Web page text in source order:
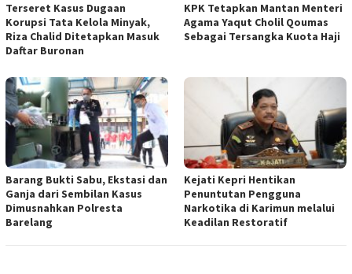
Terseret Kasus Dugaan
Korupsi Tata Kelola Minyak,
Riza Chalid Ditetapkan Masuk
Daftar Buronan
KPK Tetapkan Mantan Menteri
Agama Yaqut Cholil Qoumas
Sebagai Tersangka Kuota Haji
Barang Bukti Sabu, Ekstasi dan
Ganja dari Sembilan Kasus
Dimusnahkan Polresta
Barelang
Kejati Kepri Hentikan
Penuntutan Pengguna
Narkotika di Karimun melalui
Keadilan Restoratif